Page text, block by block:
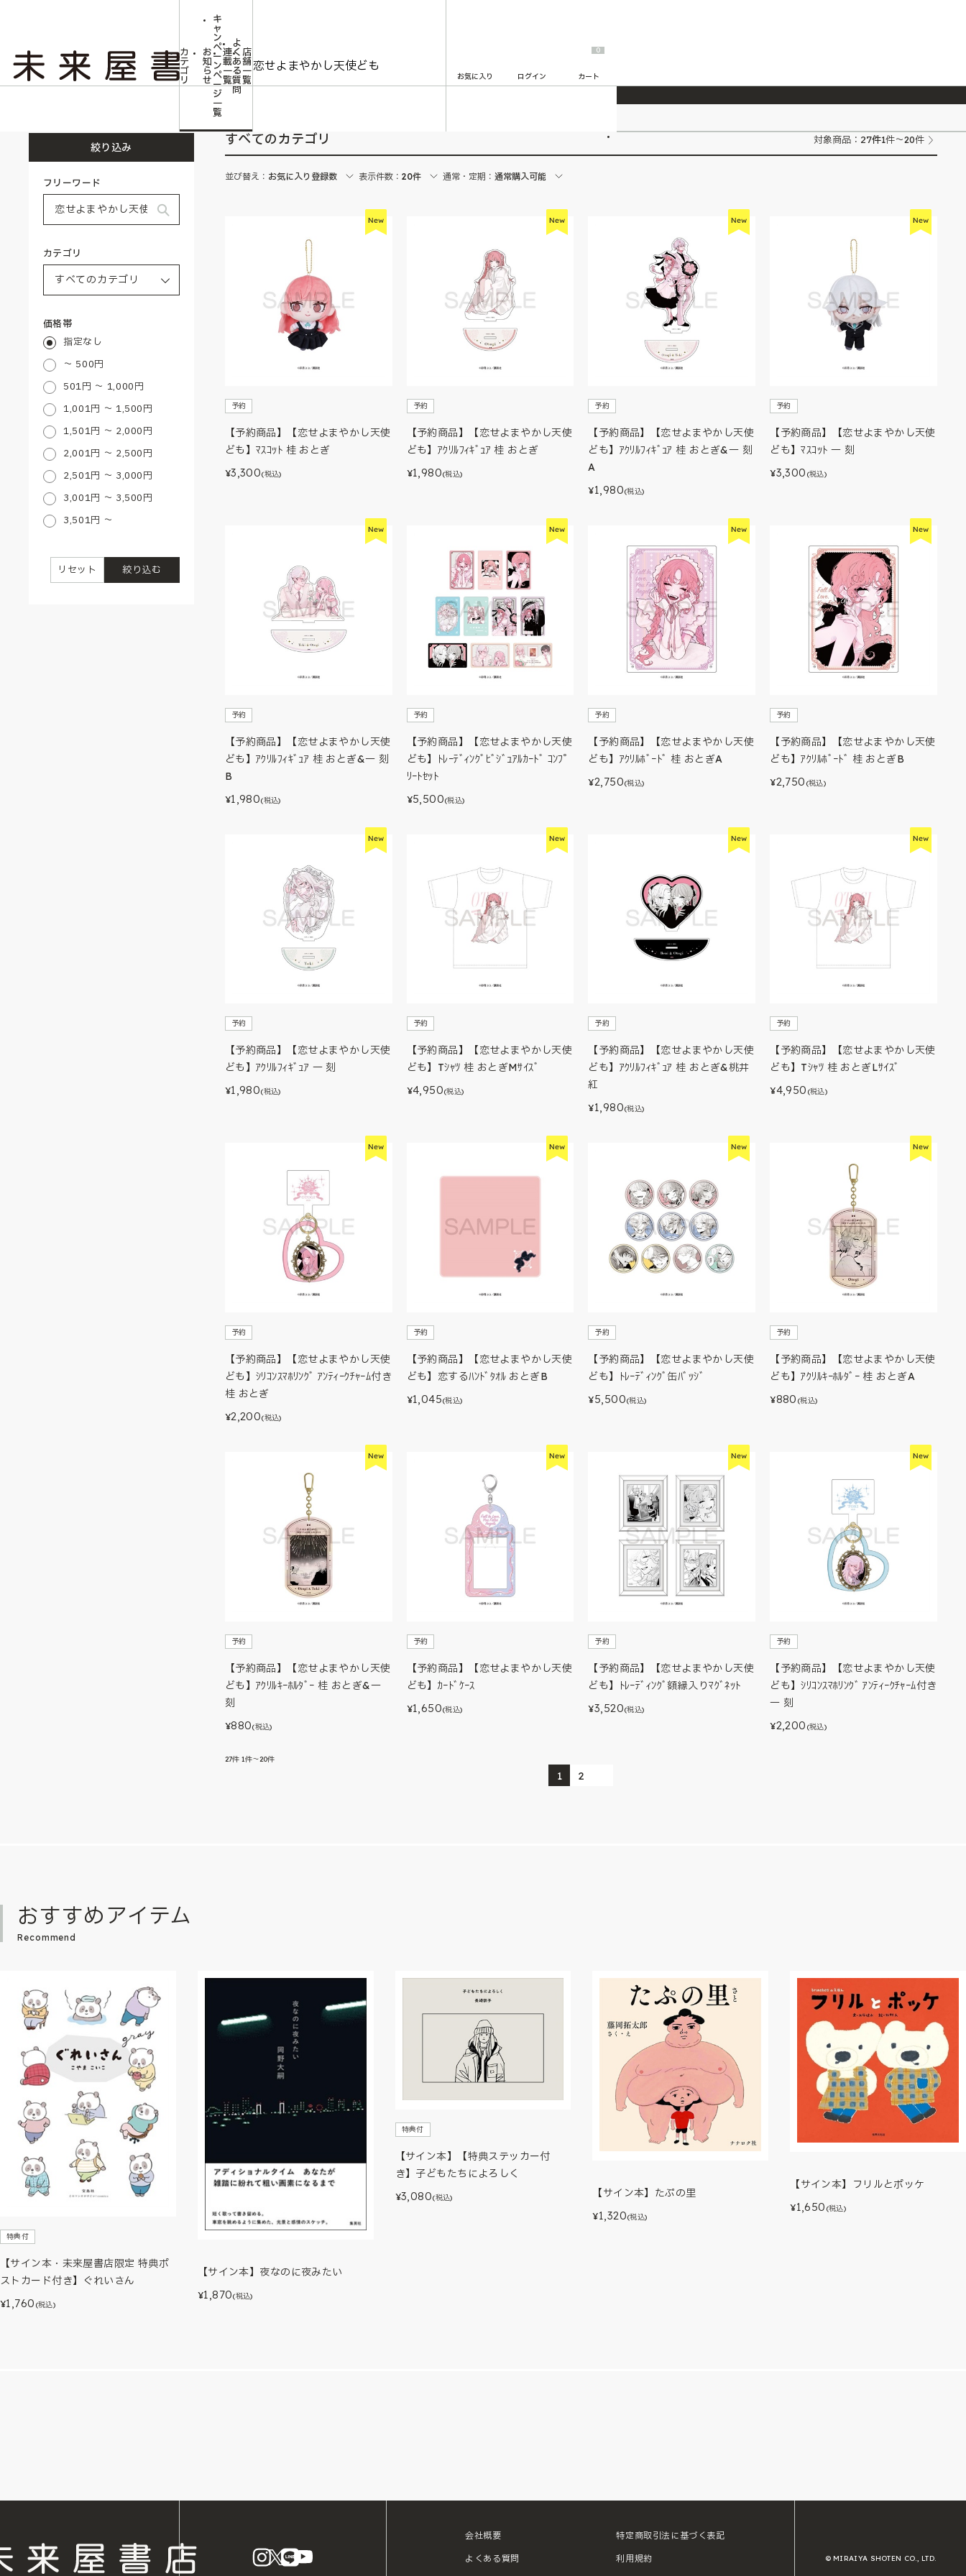
2026/7/23 『ONE PIECE magazine 021 ONE PIECEカード付き同梱版』発売延期のご案内
カ
テ
ゴ
リ
お
知
ら
せ
キ
ャ
ン
ペ
ー
ン
ペ
ー
ジ
一
覧
連
載
一
覧
よ
く
あ
る
質
問
店
舗
一
覧
お気に入り ログイン
0
カート
絞り込み
フリーワード
カテゴリ
価格帯
指定なし
～ 500円
501円 ～ 1,000円
1,001円 ～ 1,500円
1,501円 ～ 2,000円
2,001円 ～ 2,500円
2,501円 ～ 3,000円
3,001円 ～ 3,500円
3,501円 ～
絞り込む
リセット
すべてのカテゴリ 対象商品： 27件1件～20件
並び替え： お気に入り登録数 表示件数： 20件 通常・定期： 通常購入可能
予約
【予約商品】【恋せよまやかし天使
ども】ﾏｽｺｯﾄ 桂 おとぎ
¥3,300(税込)
予約
【予約商品】【恋せよまやかし天使
ども】ｱｸﾘﾙﾌｨｷﾞｭｱ 桂 おとぎ
¥1,980(税込)
予約
【予約商品】【恋せよまやかし天使
ども】ｱｸﾘﾙﾌｨｷﾞｭｱ 桂 おとぎ&一 刻
A
¥1,980(税込)
予約
【予約商品】【恋せよまやかし天使
ども】ﾏｽｺｯﾄ 一 刻
¥3,300 (税込)
予約
【予約商品】【恋せよまやかし天使
ども】ｱｸﾘﾙﾌｨｷﾞｭｱ 桂 おとぎ&一 刻
B
¥1,980(税込)
予約
【予約商品】【恋せよまやかし天使
ども】ﾄﾚｰﾃﾞｨﾝｸﾞﾋﾞｼﾞｭｱﾙｶｰﾄﾞ ｺﾝﾌﾟ
ﾘｰﾄｾｯﾄ
¥5,500(税込)
予約
【予約商品】【恋せよまやかし天使
ども】ｱｸﾘﾙﾎﾞｰﾄﾞ 桂 おとぎA
¥2,750(税込)
予約
【予約商品】【恋せよまやかし天使
ども】ｱｸﾘﾙﾎﾞｰﾄﾞ 桂 おとぎB
¥2,750 (税込)
予約
【予約商品】【恋せよまやかし天使
ども】ｱｸﾘﾙﾌｨｷﾞｭｱ 一 刻
¥1,980(税込)
予約
【予約商品】【恋せよまやかし天使
ども】Tｼｬﾂ 桂 おとぎMｻｲｽﾞ
¥4,950(税込)
予約
【予約商品】【恋せよまやかし天使
ども】ｱｸﾘﾙﾌｨｷﾞｭｱ 桂 おとぎ&桃井
紅
¥1,980(税込)
予約
【予約商品】【恋せよまやかし天使
ども】Tｼｬﾂ 桂 おとぎLｻｲｽﾞ
¥4,950 (税込)
予約
【予約商品】【恋せよまやかし天使
ども】ｼﾘｺﾝｽﾏﾎﾘﾝｸﾞ ｱﾝﾃｨｰｸﾁｬｰﾑ付き
桂 おとぎ
¥2,200(税込)
予約
【予約商品】【恋せよまやかし天使
ども】恋するﾊﾝﾄﾞﾀｵﾙ おとぎB
¥1,045(税込)
予約
【予約商品】【恋せよまやかし天使
ども】ﾄﾚｰﾃﾞｨﾝｸﾞ缶ﾊﾞｯｼﾞ
¥5,500(税込)
予約
【予約商品】【恋せよまやかし天使
ども】ｱｸﾘﾙｷｰﾎﾙﾀﾞｰ 桂 おとぎA
¥880 (税込)
予約
【予約商品】【恋せよまやかし天使
ども】ｱｸﾘﾙｷｰﾎﾙﾀﾞｰ 桂 おとぎ&一
刻
¥880(税込)
予約
【予約商品】【恋せよまやかし天使
ども】ｶｰﾄﾞｹｰｽ
¥1,650(税込)
予約
【予約商品】【恋せよまやかし天使
ども】ﾄﾚｰﾃﾞｨﾝｸﾞ額縁入りﾏｸﾞﾈｯﾄ
¥3,520(税込)
予約
【予約商品】【恋せよまやかし天使
ども】ｼﾘｺﾝｽﾏﾎﾘﾝｸﾞ ｱﾝﾃｨｰｸﾁｬｰﾑ付き
一 刻
¥2,200 (税込)
27件 1件～20件
1 2
おすすめアイテム
Recommend
特典付
【サイン本・未来屋書店限定 特典ポ
ストカード付き】ぐれいさん
¥1,760 (税込)
【サイン本】夜なのに夜みたい
¥1,870(税込)
特典付
【サイン本】【特典ステッカー付
き】子どもたちによろしく
¥3,080(税込) 【サイン本】たぷの里
¥1,320(税込)
【サイン本】フリルとポッケ
¥1,650 (税込)
instagram
X LINE
会社概要
よくある質問
特定商取引法に基づく表記
利用規約 © MIRAIYA SHOTEN CO., LTD.